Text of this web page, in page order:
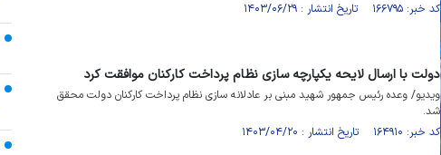
کد خبر: ۱۶۶۷۹۵ تاریخ انتشار : ۱۴۰۳/۰۶/۲۹
دولت با ارسال لایحه یکپارچه سازی نظام پرداخت کارکنان موافقت کرد
ویدیو/ وعده رئیس جمهور شهید مبنی بر عادلانه سازی نظام پرداخت کارکنان دولت محقق
شد.
کد خبر: ۱۶۴۹۱۰ تاریخ انتشار : ۱۴۰۳/۰۴/۲۰